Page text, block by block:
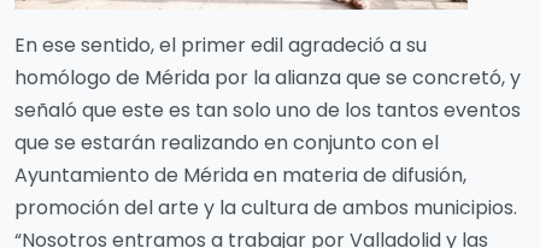
En ese sentido, el primer edil agradeció a su
homólogo de Mérida por la alianza que se concretó, y
señaló que este es tan solo uno de los tantos eventos
que se estarán realizando en conjunto con el
Ayuntamiento de Mérida en materia de difusión,
promoción del arte y la cultura de ambos municipios.
“Nosotros entramos a trabajar por Valladolid y las